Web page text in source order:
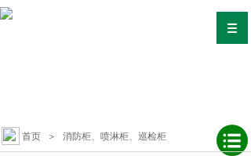
首页 ＞ 消防柜、喷淋柜、巡检柜